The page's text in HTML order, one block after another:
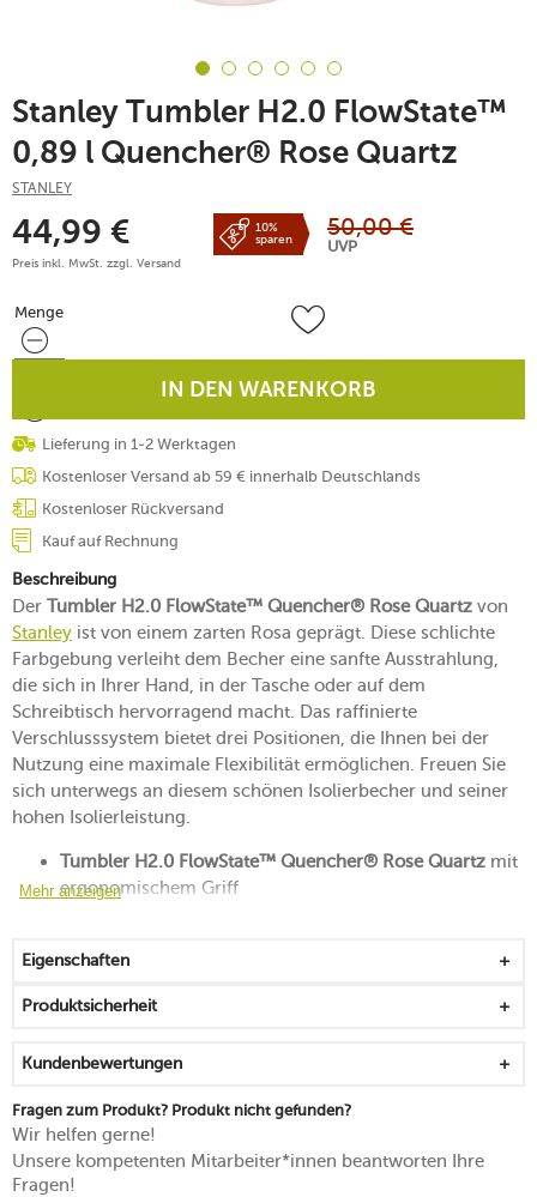
Stanley Tumbler H2.0 FlowState™
0,89 l Quencher® Rose Quartz
STANLEY
44,99 €
Preis inkl. MwSt. zzgl. Versand
10%
sparen
50,00 €
UVP
Menge
Menge
IN DEN WARENKORB
Lieferung in 1-2 Werktagen
Kostenloser Versand ab 59 € innerhalb Deutschlands
Kostenloser Rückversand
Kauf auf Rechnung
Beschreibung
Der Tumbler H2.0 FlowState™ Quencher® Rose Quartz von
Stanley ist von einem zarten Rosa geprägt. Diese schlichte
Farbgebung verleiht dem Becher eine sanfte Ausstrahlung,
die sich in Ihrer Hand, in der Tasche oder auf dem
Schreibtisch hervorragend macht. Das raffinierte
Verschlusssystem bietet drei Positionen, die Ihnen bei der
Nutzung eine maximale Flexibilität ermöglichen. Freuen Sie
sich unterwegs an diesem schönen Isolierbecher und seiner
hohen Isolierleistung.
Tumbler H2.0 FlowState™ Quencher® Rose Quartz mit
ergonomischem Griff
den Trinkhalm
hergestellt aus 90 % recyceltem Edelstahl
eiskalte Getränke bleiben bis zu 40 Stunden auf
Temperatur
lässt sich gut fassen und liegt sicher in der Hand
der Trinkhalm ist wiederverwendbar und sitzt gut fixiert
im Becher
Mehr anzeigen
Eigenschaften
Produktsicherheit
Kundenbewertungen
Fragen zum Produkt? Produkt nicht gefunden?
Wir helfen gerne!
Unsere kompetenten Mitarbeiter*innen beantworten Ihre
Fragen!